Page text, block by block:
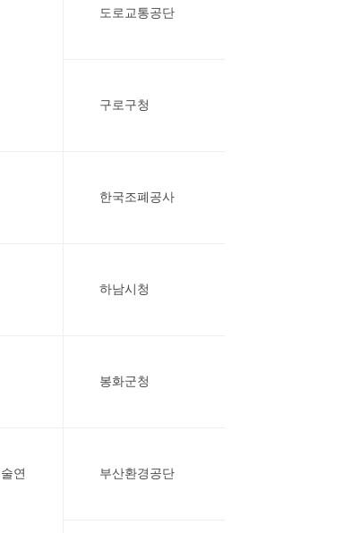
도로교통공단
구로구청
한국조폐공사
하남시청
봉화군청
연
부산환경공단